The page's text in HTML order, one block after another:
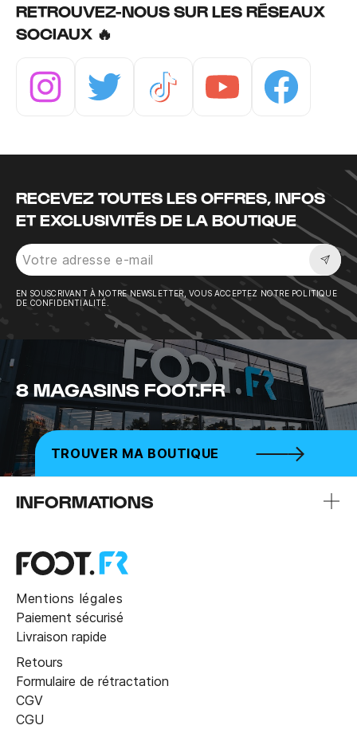
RETROUVEZ-NOUS SUR LES RÉSEAUX
SOCIAUX 🔥
RECEVEZ TOUTES LES OFFRES, INFOS
ET EXCLUSIVITÉS DE LA BOUTIQUE
EN SOUSCRIVANT À NOTRE NEWSLETTER, VOUS ACCEPTEZ NOTRE POLITIQUE
DE CONFIDENTIALITÉ.
8 MAGASINS FOOT.FR
TROUVER MA BOUTIQUE
INFORMATIONS
Mentions légales
Paiement sécurisé
Livraison rapide
Retours
Formulaire de rétractation
CGV
CGU